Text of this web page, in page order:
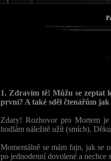
1. Zdravím tě! Můžu se zeptat
první? A také sděl čtenářům
Zdary! Rozhovor pro Mortem
hodlám náležitě užít (smích).
Momentálně se mám fajn, jak se
po jednodenní dovolené a nechce